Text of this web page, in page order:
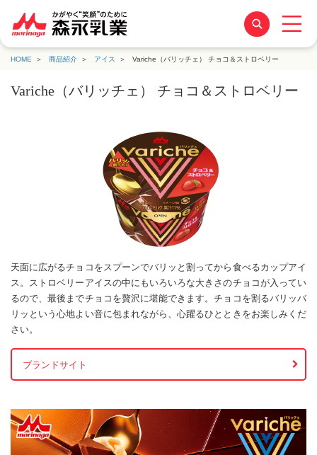
HOME 商品紹介 アイス Variche（バリッチェ） チョコ＆ストロベリー
Variche（バリッチェ） チョコ＆ストロベリー
天面に広がるチョコをスプーンでバリッと割ってから食べるカップアイ
ス。ストロベリーアイスの中にもいろいろな大きさのチョコが入ってい
るので、最後までチョコを贅沢に堪能できます。チョコを割るバリッバ
リッという心地よい音に包まれながら、心躍るひとときをお楽しみくだ
さい。
ブランドサイト